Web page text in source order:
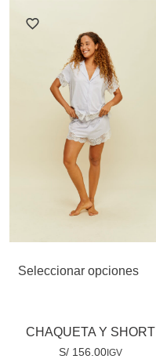
Seleccionar opciones
CHAQUETA Y SHORT
S/156.00IGV